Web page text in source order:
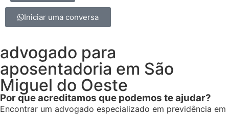
Iniciar uma conversa
advogado para
aposentadoria em São
Miguel do Oeste
Por que acreditamos que podemos te ajudar?
Encontrar um advogado especializado em previdência em